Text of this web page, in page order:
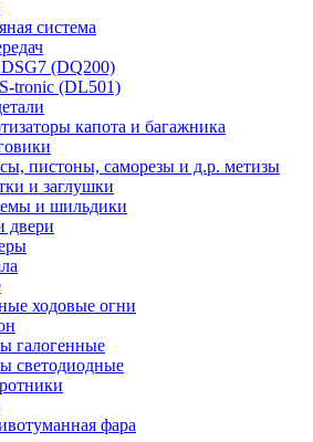
система
(DQ200)
tronic (DL501)
капота и багажника
пистоны, саморезы и д.р. метизы
и заглушки
и шильдики
двери
ходовые огни
галогенные
светодиодные
фара